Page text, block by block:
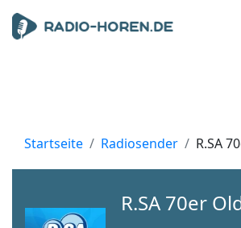
Startseite Radiosender R.SA
R.SA 70er